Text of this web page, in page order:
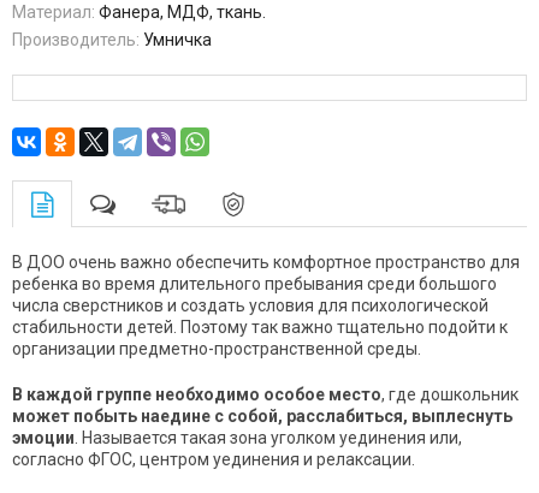
Материал: Фанера, МДФ, ткань.
Производитель: Умничка
В ДОО очень важно обеспечить комфортное пространство для
ребенка во время длительного пребывания среди большого
числа сверстников и создать условия для психологической
стабильности детей. Поэтому так важно тщательно подойти к
организации предметно-пространственной среды.
В каждой группе необходимо особое место, где дошкольник
может побыть наедине с собой, расслабиться, выплеснуть
эмоции . Называется такая зона уголком уединения или,
согласно ФГОС, центром уединения и релаксации.